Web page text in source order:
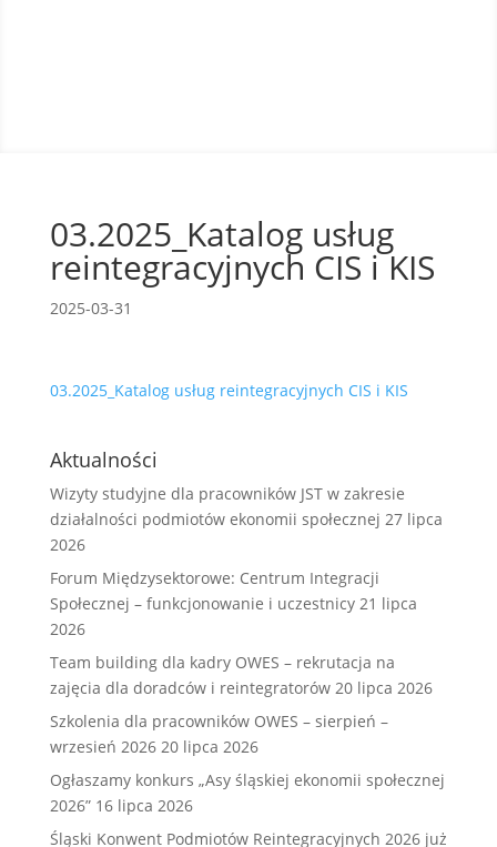
03.2025_Katalog usług
reintegracyjnych CIS i KIS
2025-03-31
03.2025_Katalog usług reintegracyjnych CIS i KIS
Aktualności
Wizyty studyjne dla pracowników JST w zakresie
działalności podmiotów ekonomii społecznej 27 lipca
2026
Forum Międzysektorowe: Centrum Integracji
Społecznej – funkcjonowanie i uczestnicy 21 lipca
2026
Team building dla kadry OWES – rekrutacja na
zajęcia dla doradców i reintegratorów 20 lipca 2026
Szkolenia dla pracowników OWES – sierpień –
wrzesień 2026 20 lipca 2026
Ogłaszamy konkurs „Asy śląskiej ekonomii społecznej
2026” 16 lipca 2026
Śląski Konwent Podmiotów Reintegracyjnych 2026 już